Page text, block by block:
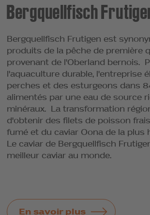
Bergquellfisch
Bergquellfisch Frutigen est
produits de la pêche de première
provenant de l'Oberland bernois.
l'aquaculture durable, l'entreprise
perches et des esturgeons dans
alimentés par une eau de source
minéraux. La transformation
d'obtenir des filets de poisson
fumé et du caviar Oona de la plus
Le caviar de Bergquellfisch
meilleur caviar au monde.
En savoir plus